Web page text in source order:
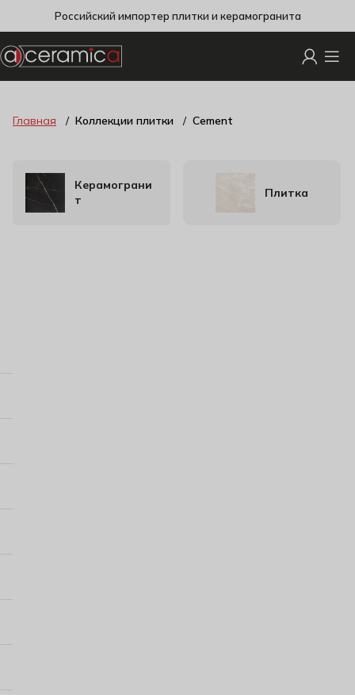
Российский импортер плитки и керамогранита
Главная Коллекции плитки Cement
Керамограни
т
Плитка